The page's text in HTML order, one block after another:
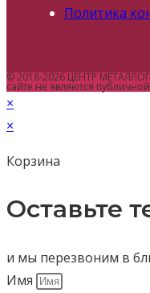
Политика
© 2018-2026 ЦЕНТР
сайте не являются
×
×
Корзина
Оставьте
и мы перезвоним в
Имя